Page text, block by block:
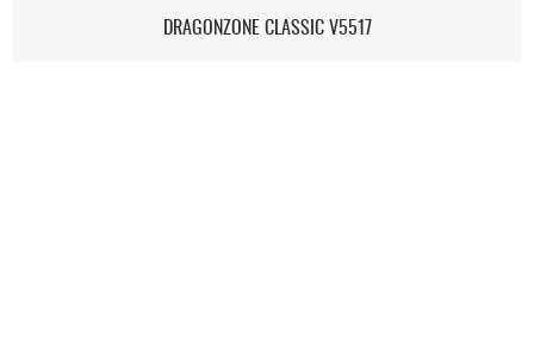
DRAGONZONE CLASSIC V5517